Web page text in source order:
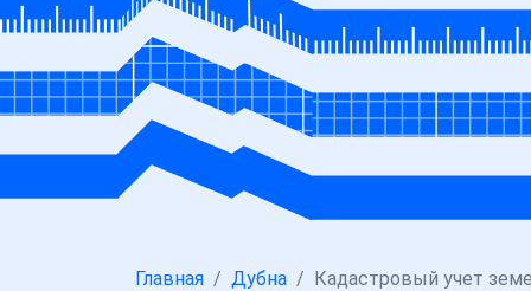
Главная Дубна Кадастровый учет